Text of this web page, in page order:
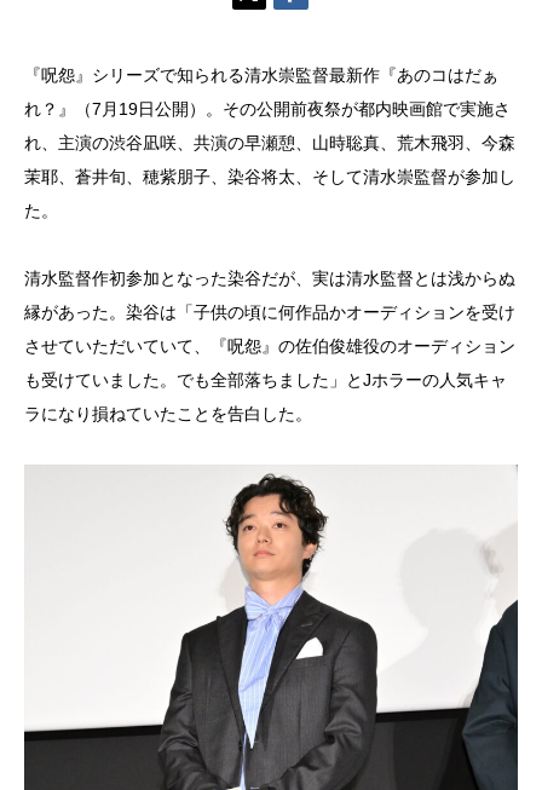
『呪怨』シリーズで知られる清⽔崇監督最新作『あのコはだぁ
れ？』（7月19日公開）。その公開前夜祭が都内映画館で実施さ
れ、主演の渋⾕凪咲、共演の早瀬憩、⼭時聡真、荒⽊⾶⽻、今森
茉耶、蒼井旬、穂紫朋⼦、染⾕将太、そして清⽔崇監督が参加し
た。
清水監督作初参加となった染谷だが、実は清水監督とは浅からぬ
縁があった。染谷は「子供の頃に何作品かオーディションを受け
させていただいていて、『呪怨』の佐伯俊雄役のオーディション
も受けていました。でも全部落ちました」とJホラーの人気キャ
ラになり損ねていたことを告白した。